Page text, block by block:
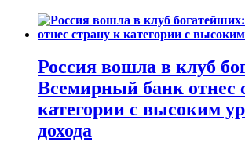
Россия вошла в клуб
Всемирный банк отнес
категории с высоким
дохода